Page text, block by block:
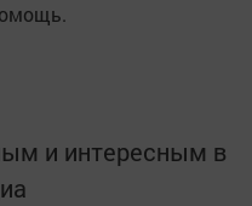
и интересным в